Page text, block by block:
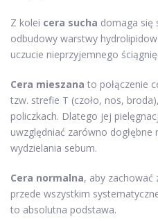
Z kolei cera sucha domaga się
odbudowy warstwy
uczucie nieprzyjemnego
Cera mieszana to połączenie
tzw. strefie T (czoło, nos,
policzkach. Dlatego jej
uwzględniać zarówno
wydzielania sebum.
Cera normalna, aby zachować
przede wszystkim
to absolutna podstawa.